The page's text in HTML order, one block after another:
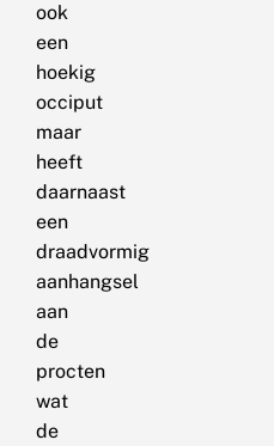
ook
een
hoekig
occiput
maar
heeft
daarnaast
een
draadvormig
aanhangsel
aan
de
procten
wat
de